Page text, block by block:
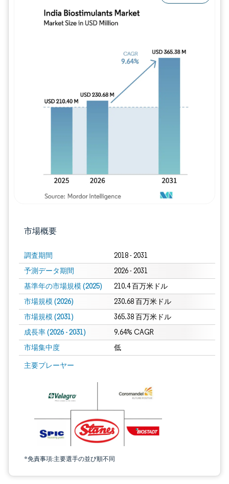
市場概要
調査期間 2018 - 2031
予測データ期間 2026 - 2031
基準年の市場規模 (2025) 210.4 百万米ドル
市場規模 (2026) 230.68 百万米ドル
市場規模 (2031) 365.38 百万米ドル
成長率 (2026 - 2031) 9.64% CAGR
市場集中度 低
主要プレーヤー
*免責事項:主要選手の並び順不同
画像 © Mordor Intelligence。再利用にはCC BY 4.0の表示が必要です。